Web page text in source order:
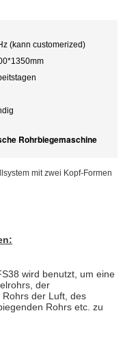
(kann customerized)
Rohrbiegemaschine
mit zwei Kopf-Formen
wird benutzt, um eine
der
der Luft, des
Rohrs etc. zu